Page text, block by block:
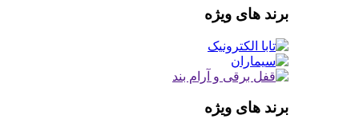
برند های ویژه
برند های ویژه